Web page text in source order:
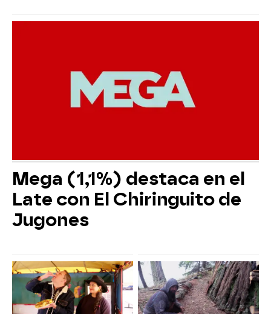
Mega (1,1%) destaca en el
Late con El Chiringuito de
Jugones